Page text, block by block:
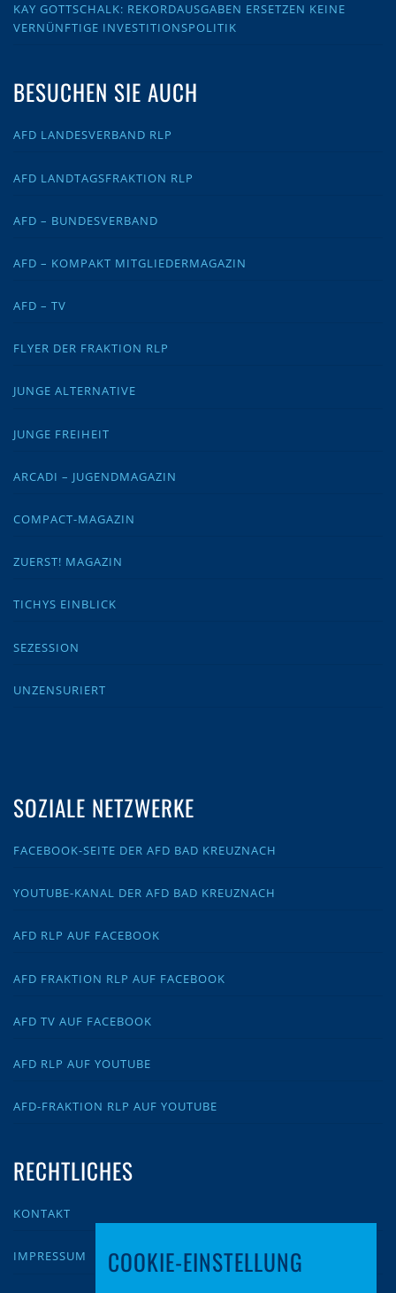
KAY GOTTSCHALK: REKORDAUSGABEN ERSETZEN KEINE
VERNÜNFTIGE INVESTITIONSPOLITIK
BESUCHEN SIE AUCH
AFD LANDESVERBAND RLP
AFD LANDTAGSFRAKTION RLP
AFD – BUNDESVERBAND
AFD – KOMPAKT MITGLIEDERMAGAZIN
AFD – TV
FLYER DER FRAKTION RLP
JUNGE ALTERNATIVE
JUNGE FREIHEIT
ARCADI – JUGENDMAGAZIN
COMPACT-MAGAZIN
ZUERST! MAGAZIN
TICHYS EINBLICK
SEZESSION
UNZENSURIERT
SOZIALE NETZWERKE
FACEBOOK-SEITE DER AFD BAD KREUZNACH
YOUTUBE-KANAL DER AFD BAD KREUZNACH
AFD RLP AUF FACEBOOK
AFD FRAKTION RLP AUF FACEBOOK
AFD TV AUF FACEBOOK
AFD RLP AUF YOUTUBE
AFD-FRAKTION RLP AUF YOUTUBE
RECHTLICHES
KONTAKT
IMPRESSUM COOKIE-EINSTELLUNG